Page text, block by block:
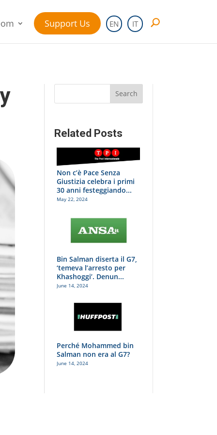
Support Us EN IT
Search
Related Posts
Non c’è Pace Senza
Giustizia celebra i primi
30 anni festeggiando...
May 22, 2024
Bin Salman diserta il G7,
‘temeva l’arresto per
Khashoggi’. Denun...
June 14, 2024
Perché Mohammed bin
Salman non era al G7?
June 14, 2024